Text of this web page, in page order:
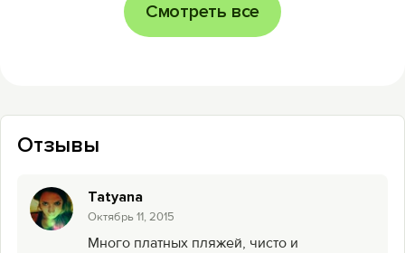
Смотреть все
Отзывы
Tatyana
Октябрь 11, 2015
Много платных пляжей, чисто и